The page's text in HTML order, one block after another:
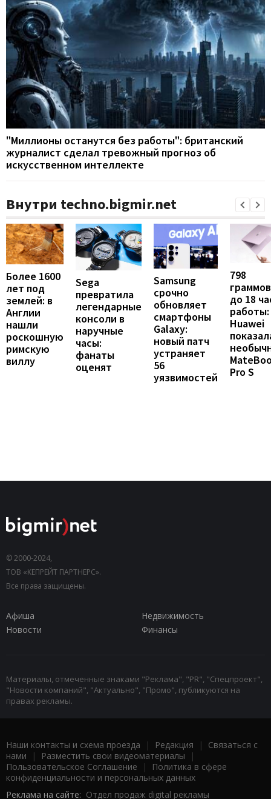
"Миллионы останутся без работы": британский
журналист сделал тревожный прогноз об
искусственном интеллекте
Внутри techno.bigmir.net
Более 1600
лет под
землей: в
Англии
нашли
роскошную
римскую
виллу
Sega
превратила
легендарные
консоли в
наручные
часы:
фанаты
оценят
Samsung
срочно
обновляет
смартфоны
Galaxy:
новый патч
устраняет
56
уязвимостей
798
до 18
работы:
Huawei
Pro S
© 2000-2024,
ТОВ «КЕПРЕЙТ ПАРТНЕРС».
Все права защищены.
Афиша
Недвижимость
Новости
Финансы
Материалы, отмеченные знаками "Реклама", "PR", "Спецпроект",
"Новости компаний", "Актуально", "Промо", публикуются на
правах рекламы.
Наши контакты и схема проезда | Редакция | Связаться с
нами | Разместить свои видеоматериалы |
Пользовательское Соглашение |
Политика в сфере
конфиденциальности и персональных данных
Реклама на сайте: Отдел продаж digital рекламы